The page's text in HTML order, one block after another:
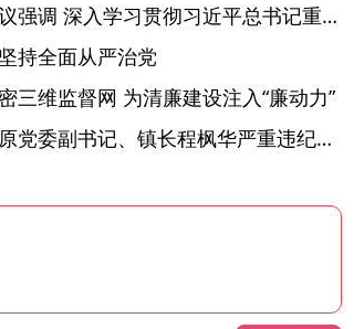
省委常委会会议强调 深入学习贯彻习近平总书记重要讲话精神 以高质量党建引领高质量发展 梁言顺主持并讲话
持全面从严治党
三维监督网 为清廉建设注入“廉动力”
绩溪县长安镇原党委副书记、镇长程枫华严重违纪违法被开除党籍和公职